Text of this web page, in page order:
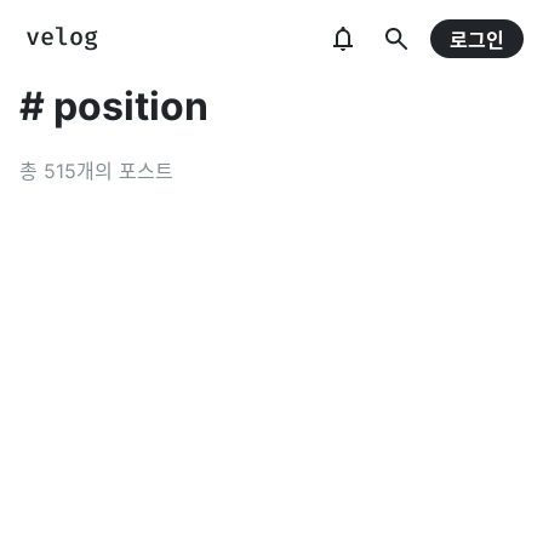
로그인
# position
총 515개의 포스트